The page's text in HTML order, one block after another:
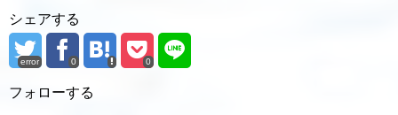
シェアする
error 0 0
フォローする